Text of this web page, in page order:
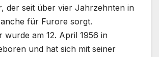
der seit über vier Jahrzehnten in
für Furore sorgt.
wurde am 12. April 1956 in
und hat sich mit seiner